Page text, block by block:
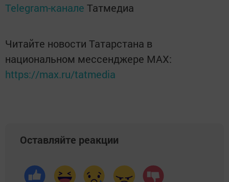
Telegram-канале Татмедиа
Читайте новости Татарстана в
национальном мессенджере MАХ:
https://max.ru/tatmedia
Оставляйте реакции